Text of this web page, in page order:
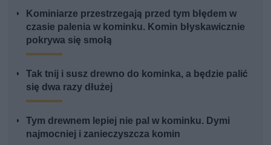
Kominiarze przestrzegają przed tym błędem w
czasie palenia w kominku. Komin błyskawicznie
pokrywa się smołą
Tak tnij i susz drewno do kominka, a będzie palić
się dwa razy dłużej
Tym drewnem lepiej nie pal w kominku. Dymi
najmocniej i zanieczyszcza komin